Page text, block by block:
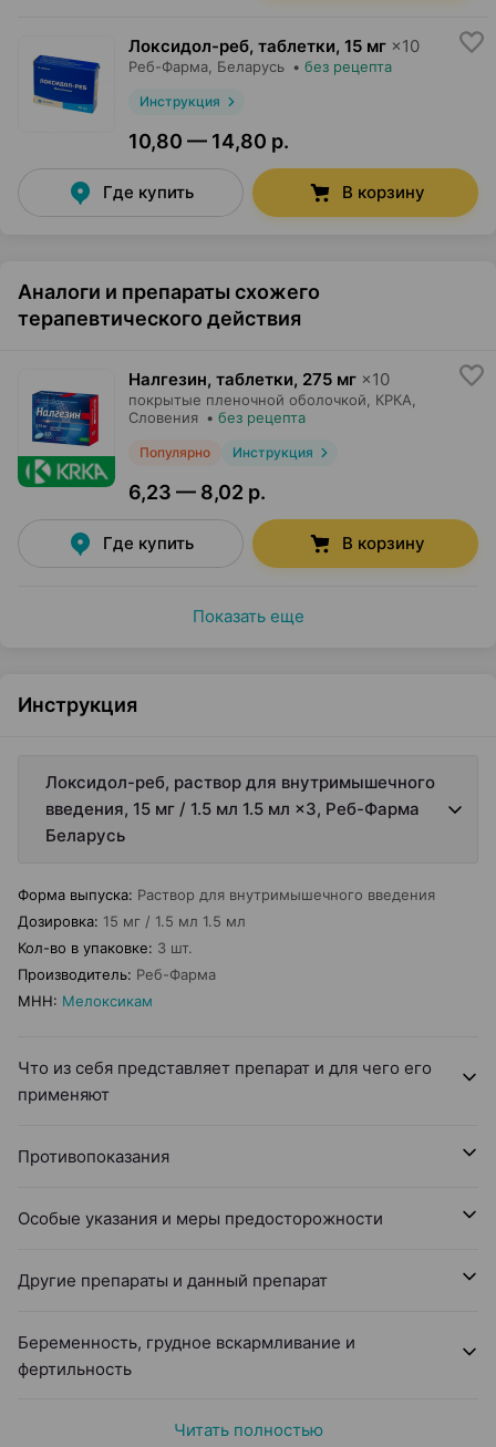
Локсидол-реб, таблетки, 15 мг ×10
Реб-Фарма , Беларусь • без рецепта
Инструкция
10,80 — 14,80 р.
Где купить В корзину
Аналоги и препараты схожего
терапевтического действия
Налгезин, таблетки, 275 мг ×10
покрытые пленочной оболочкой, КРКА
Словения • без рецепта
Популярно Инструкция
6,23 — 8,02 р.
Где купить В корзину
Показать еще
Инструкция
Локсидол-реб, раствор для внутримышечного
введения, 15 мг / 1.5 мл 1.5 мл ×3, Реб-Фарма
Беларусь
Форма выпуска: Раствор для внутримышечного введения
Дозировка: 15 мг / 1.5 мл 1.5 мл
Кол-во в упаковке: 3 шт.
Производитель: Реб-Фарма
МНН: Мелоксикам
Что из себя представляет препарат и для чего его
применяют
Противопоказания
Особые указания и меры предосторожности
Другие препараты и данный препарат
Беременность, грудное вскармливание и
фертильность
Читать полностью